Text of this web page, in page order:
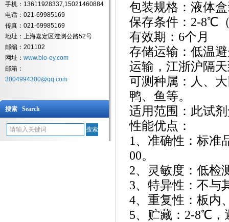
手机：13611928337,15021460884
电话：021-69985169
传真：021-69985169
地址：上海嘉定区澄浏公路52号
邮编：201102
网址： www.bio-ey.com
邮箱：
3004994300@qq.com
搜索 Search
包装规格：液体
保存条件： 2-8℃
有效期： 6个月
存储运输：低温
运输，江浙沪隔
可测种属：人、
鸭、鱼等。
适用范围：此试
性能优点：
1、准确性：标准
00。
2、灵敏度：低检
3、特异性：不与
4、重复性：板内
5、贮藏：2-8℃，